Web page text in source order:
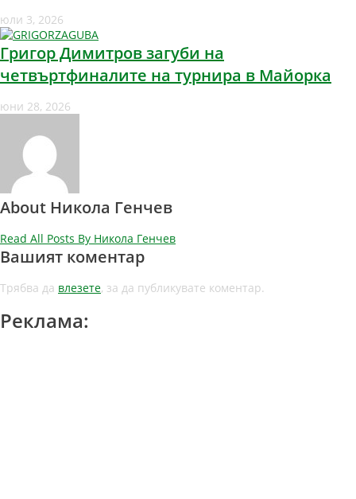
юли 3, 2026
Григор Димитров загуби на
четвъртфиналите на турнира в Майорка
юни 28, 2026
About Никола Генчев
Read All Posts By Никола Генчев
Вашият коментар
Трябва да влезете, за да публикувате коментар.
Реклама: